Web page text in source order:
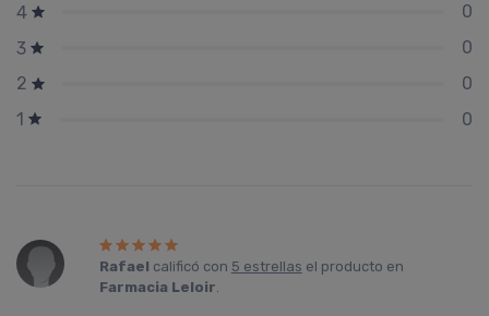
4
0
3
0
2
0
1
0
Rafael calificó con 5 estrellas el producto en
Farmacia Leloir.